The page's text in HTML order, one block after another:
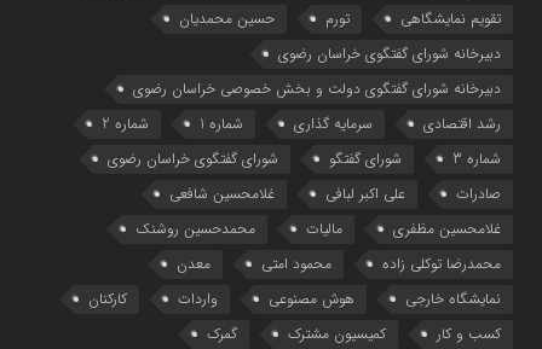
تقویم نمایشگاهی
تورم
حسین محمدیان
دبیرخانه شورای گفتگوی خراسان رضوی
دبیرخانه شورای گفتگوی دولت و بخش خصوصی خراسان رضوی
رشد اقتصادی
سرمایه گذاری شماره 1
شماره 2
شماره 3
شورای گفتگو
شورای گفتگوی خراسان رضوی
صادرات
علی اکبر لبافی
غلامحسین شافعی
غلامحسین مظفری
مالیات
محمدحسین روشنک
محمدرضا توکلی زاده
محمود امتی
معدن
نمایشگاه خارجی
هوش مصنوعی واردات
کارکنان
کسب و کار
کمیسیون مشترک گمرک